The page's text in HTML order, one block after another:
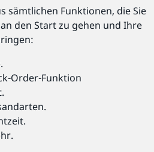
sämtlichen Funktionen, die Sie
den Start zu gehen und Ihre
Order-Funktion